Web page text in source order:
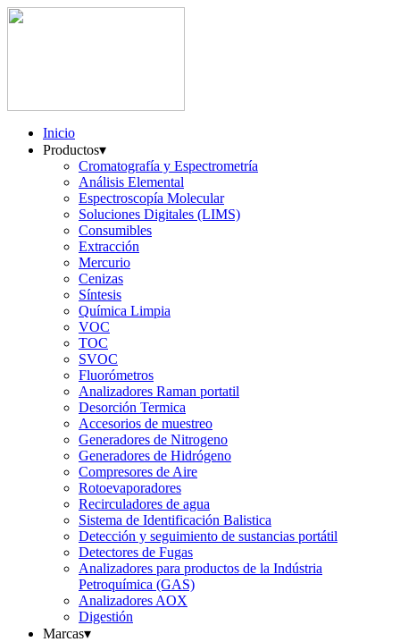
Inicio
Productos▾
Cromatografía y Espectrometría
Análisis Elemental
Espectroscopía Molecular
Soluciones Digitales (LIMS)
Consumibles
Extracción
Mercurio
Cenizas
Síntesis
Química Limpia
VOC
TOC
SVOC
Fluorómetros
Analizadores Raman portatil
Desorción Termica
Accesorios de muestreo
Generadores de Nitrogeno
Generadores de Hidrógeno
Compresores de Aire
Rotoevaporadores
Recirculadores de agua
Sistema de Identificación Balistica
Detección y seguimiento de sustancias portátil
Detectores de Fugas
Analizadores para productos de la Indústria
Petroquímica (GAS)
Analizadores AOX
Digestión
Marcas▾